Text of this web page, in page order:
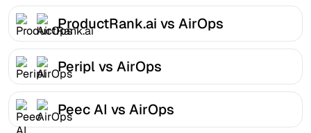
ProductRank.ai vs AirOps
Peripl vs AirOps
Peec AI vs AirOps